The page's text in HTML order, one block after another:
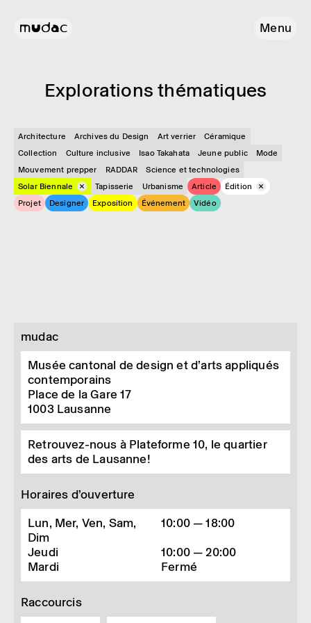
Menu
Explo­ra­tions théma­tiques
Architecture Archives du Design Art verrier
Céramique
Collection
Culture inclusive Isao Takahata Jeune public
Mode
Mouvement prepper
RADDAR
Science et technologies
Solar Biennale
Tapisserie Urbanisme Article
Édition
Projet
Designer Exposition Événement Vidéo
mudac
Musée cantonal de design et d’arts appliqués
contemporains
Place de la Gare 17
1003 Lausanne
Retrouvez-nous à Plateforme 10, le quartier
des arts de Lausanne!
Horaires d’ouverture
Lun, Mer, Ven, Sam,
Dim
10:00 — 18:00
Jeudi
10:00 — 20:00
Mardi
Fermé
Raccourcis